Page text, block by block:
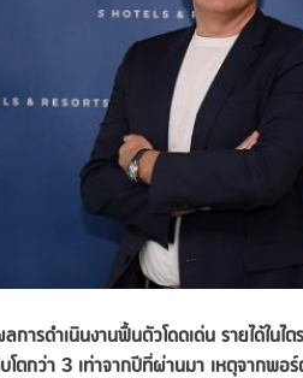
การดำเนินงานฟื้นตัวโดดเด่น รายได้ใน
กว่า 3 เท่าจากปีที่ผ่านมา เหตุจากพอร์